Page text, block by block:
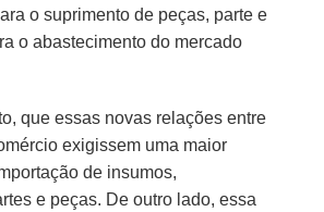
o suprimento de peças, parte e
o abastecimento do mercado
que essas novas relações entre
exigissem uma maior
de insumos,
e peças. De outro lado, essa